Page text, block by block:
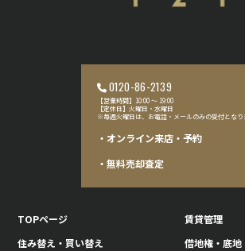
0120-86-2139
【営業時間】10:00 〜 19:00
【定休日】火曜日・水曜日
※毎週火曜日は、お電話・メールのみの受付となり
・オンライン来店・予約
・無料売却査定
TOPページ
住み替え・買い替え
賃貸管理
借地権・底地